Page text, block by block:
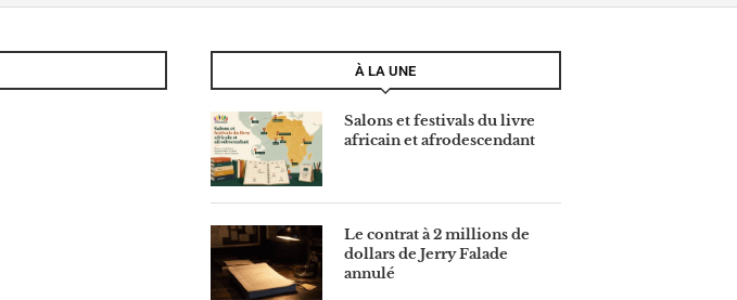
À LA UNE
Salons et festivals du livre
africain et afrodescendant
Le contrat à 2 millions de
dollars de Jerry Falade
annulé